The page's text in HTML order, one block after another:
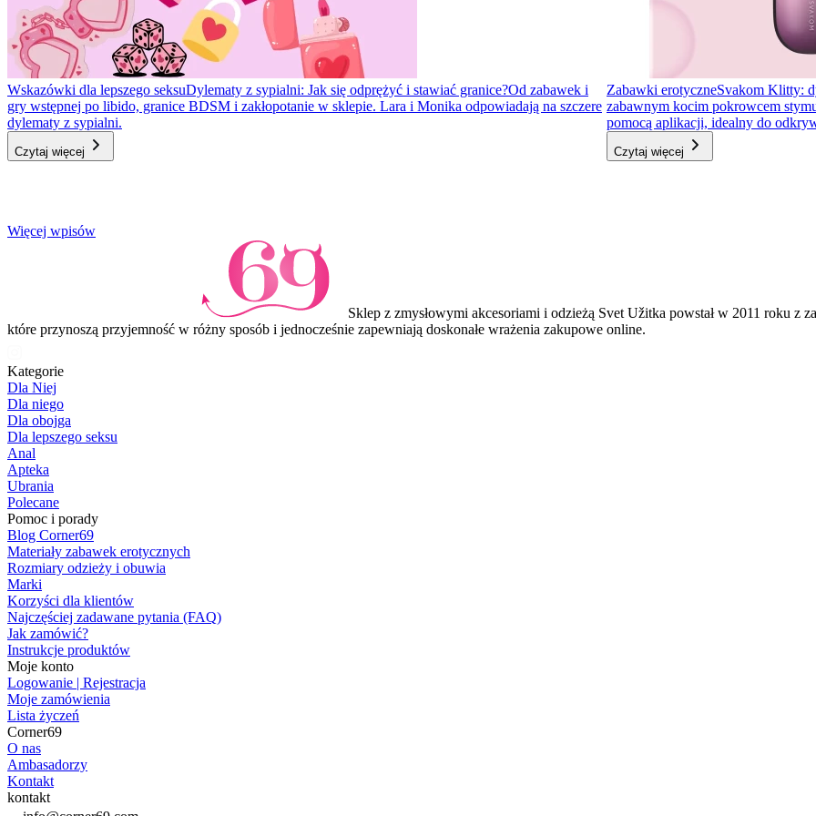
Wskazówki dla lepszego seksuDylematy z sypialni: Jak się odprężyć i stawiać granice?Od zabawek i
gry wstępnej po libido, granice BDSM i zakłopotanie w sklepie. Lara i Monika odpowiadają na szczere
dylematy z sypialni.
Czytaj więcej
Zabawki erotyczneSvakom Klitty:
zabawnym kocim pokrowcem
pomocą aplikacji, idealny do
Czytaj więcej
Item
Więcej wpisów
Sklep z zmysłowymi akcesoriami i odzieżą Svet Užitka powstał w 2011 roku z
które przynoszą przyjemność w różny sposób i jednocześnie zapewniają doskonałe wrażenia zakupowe online.
Kategorie
Dla Niej
Dla niego
Dla obojga
Dla lepszego seksu
Anal
Apteka
Ubrania
Polecane
Pomoc i porady
Blog Corner69
Materiały zabawek erotycznych
Rozmiary odzieży i obuwia
Marki
Korzyści dla klientów
Najczęściej zadawane pytania (FAQ)
Jak zamówić?
Instrukcje produktów
Moje konto
Logowanie | Rejestracja
Moje zamówienia
Lista życzeń
Corner69
O nas
Ambasadorzy
Kontakt
kontakt